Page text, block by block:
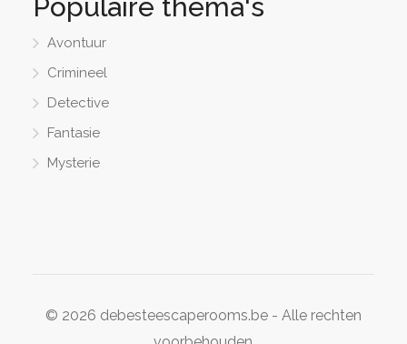
Populaire thema's
Avontuur
Crimineel
Detective
Fantasie
Mysterie
© 2026 debesteescaperooms.be - Alle rechten